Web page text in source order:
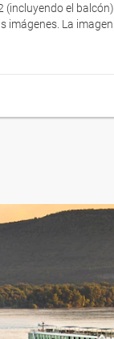
(incluyendo el balcón)
imágenes. La imagen